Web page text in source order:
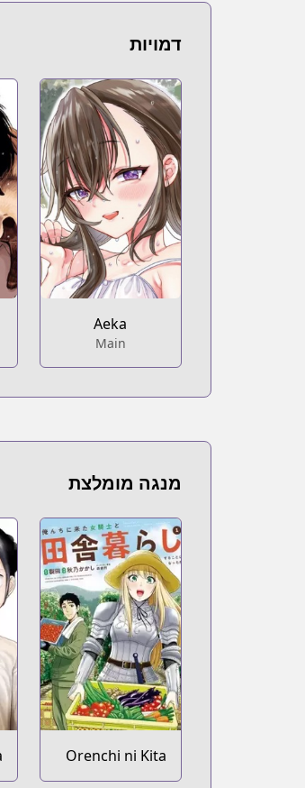
series.html?id=169403
Book☆Walker
דמויות
Aeka
Main
מנגה מומלצת
Orenchi ni Kita
Onna Kishi to